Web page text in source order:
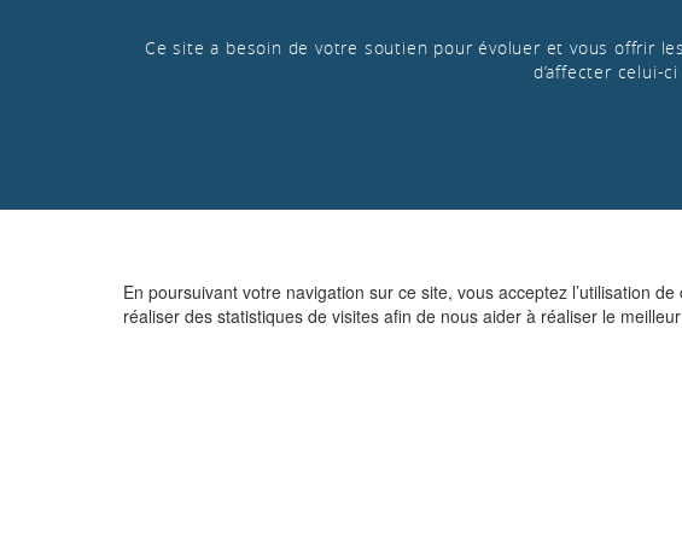
En poursuivant votre navigation sur ce site, vous acceptez l’utilisation
réaliser des statistiques de visites afin de nous aider à réaliser le
Ce site a besoin de votre soutien pour évoluer et vous offrir
d’affecter celui-